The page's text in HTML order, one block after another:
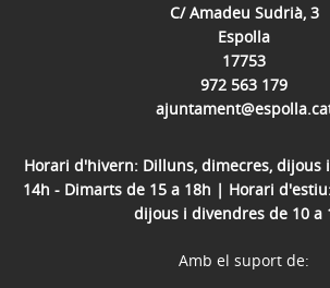
C/ Amadeu Sudrià, 3
Espolla
17753
972 563 179
Horari d'hivern: Dilluns, dimecres, dijous
14h - Dimarts de 15 a 18h | Horari
dijous i divendres de 10 a
Amb el suport de: